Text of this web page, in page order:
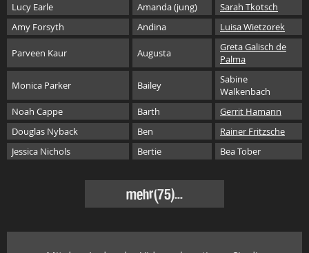
Lucy Earle
Amanda (jung)
Sarah Tkotsch
Amy Forsyth
Andina Luisa Wietzorek
Parveen Kaur Augusta
Greta Galisch de
Palma
Monica Parker Bailey
Sabine
Walkenbach
Noah Cappe
Barth
Gerrit Hamann
Douglas Nyback
Ben
Rainer Fritzsche
Jessica Nichols
Bertie Bea Tober
mehr(75)...